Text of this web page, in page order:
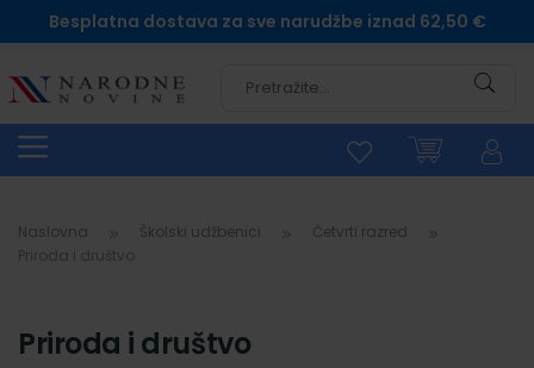
Besplatna dostava za sve narudžbe iznad 62,50 €
Naslovna Školski udžbenici
Četvrti razred
Priroda i društvo